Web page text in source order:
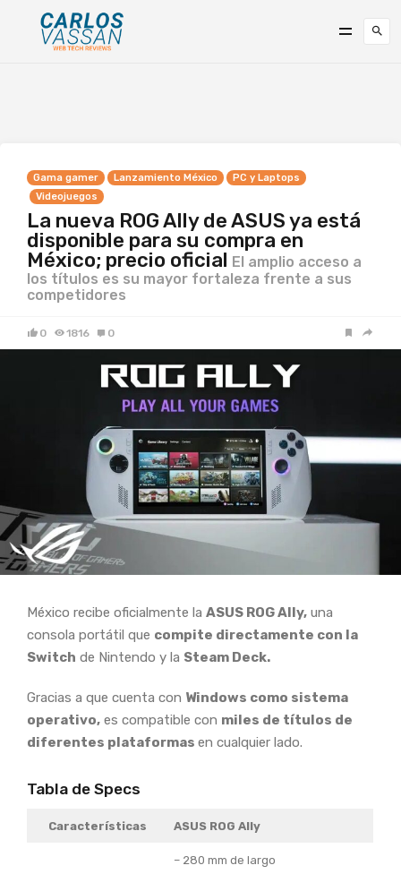
Gama gamer Lanzamiento México
PC y Laptops
Videojuegos
La nueva ROG Ally de ASUS ya está
disponible para su compra en
México; precio oficial El amplio acceso a
los títulos es su mayor fortaleza frente a sus
competidores
0 1816 0
México recibe oficialmente la ASUS ROG Ally, una
consola portátil que compite directamente con la
Switch de Nintendo y la Steam Deck.
Gracias a que cuenta con Windows como sistema
operativo, es compatible con miles de títulos de
diferentes plataformas en cualquier lado.
Tabla de Specs
Características ASUS ROG Ally
– 280 mm de largo